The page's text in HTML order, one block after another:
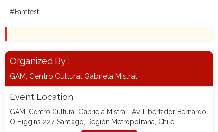
#Famfest
Organized By :
GAM, Centro Cultural Gabriela Mistral
Event Location
GAM, Centro Cultural Gabriela Mistral., Av. Libertador Bernardo
O Higgins 227, Santiago, Región Metropolitana, Chile